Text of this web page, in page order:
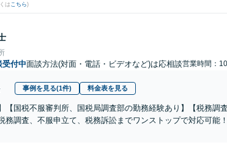
はこちら)
受付中面談方法(対面・電話・ビデオなど)は応相談営業時間：
事例を見る(1件) 料金表を見る
【国税不服審判所、国税局調査部の勤務経験あり】【税務調
務調査、不服申立て、税務訴訟までワンストップで対応可能